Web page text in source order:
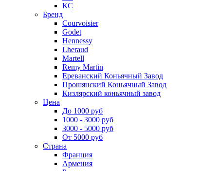
КС
Бренд
Courvoisier
Godet
Hennessy
Lheraud
Martell
Remy Martin
Ереванский Коньячный Завод
Прошянский Коньячный Завод
Кизлярский коньячный завод
Цена
До 1000 руб
1000 - 3000 руб
3000 - 5000 руб
От 5000 руб
Страна
Франция
Армения